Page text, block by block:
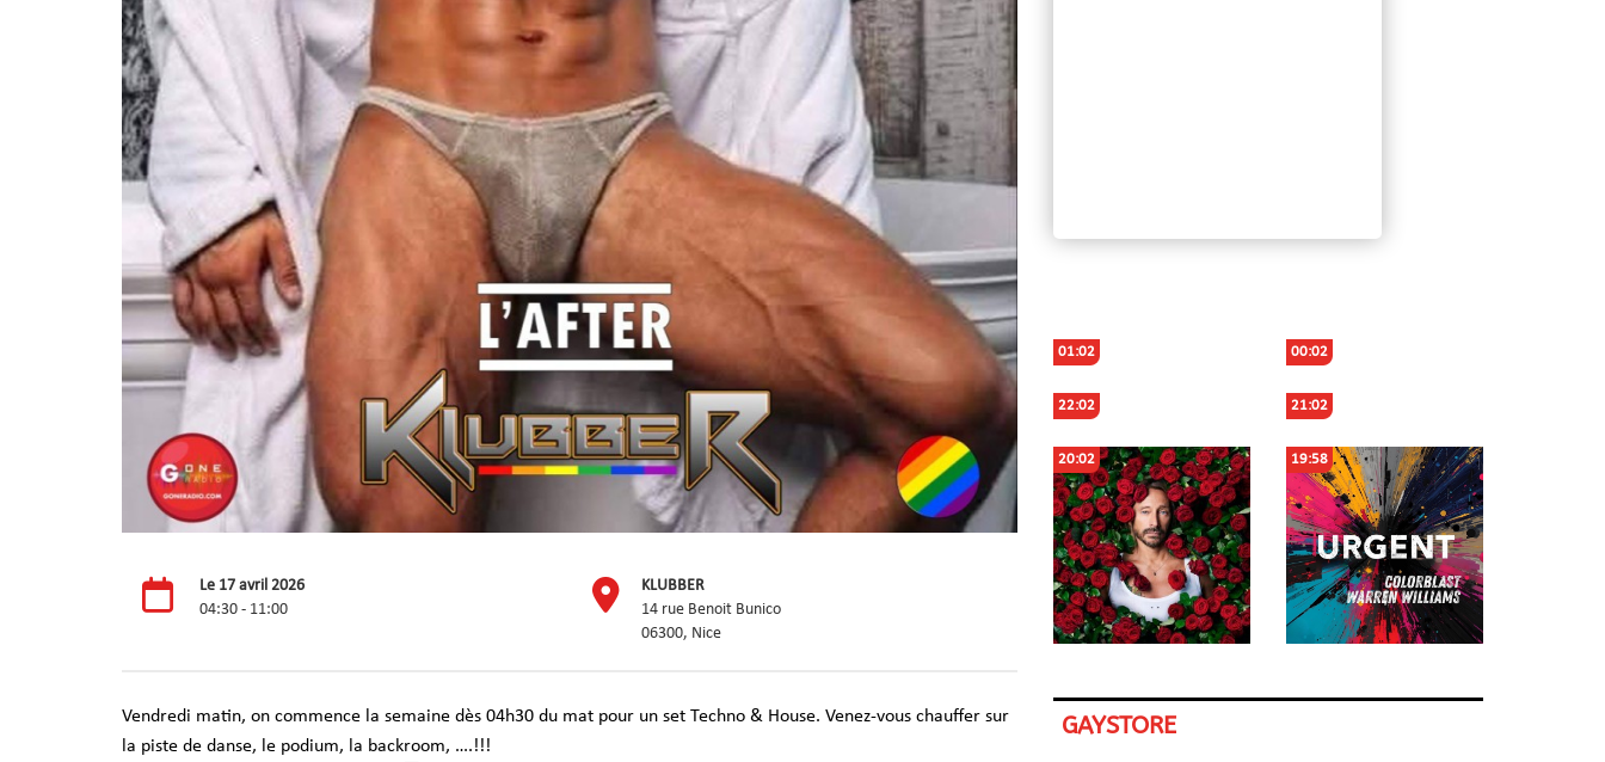
Le 17 avril 2026
04:30 - 11:00
KLUBBER
14 rue Benoit Bunico
06300, Nice
Vendredi matin, on commence la semaine dès 04h30 du mat pour un set Techno & House. Venez-vous chauffer sur
la piste de danse, le podium, la backroom, ….!!!
01:02 00:02
22:02 21:02
20:02 19:58
GAYSTORE